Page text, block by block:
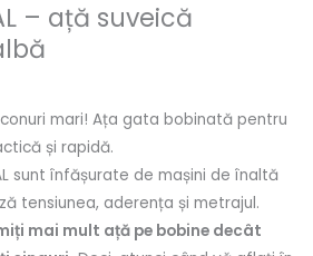
– ață suveică
mari! Ața gata bobinată pentru
și rapidă.
sunt înfășurate de mașini de înaltă
tensiunea, aderența și metrajul.
mai mult ață pe bobine decât